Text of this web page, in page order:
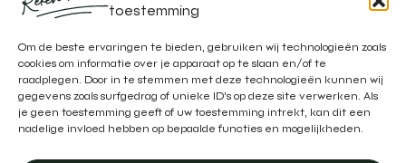
toestemming
Om de beste ervaringen te bieden, gebruiken wij technologieën zoals
cookies om informatie over je apparaat op te slaan en/of te
raadplegen. Door in te stemmen met deze technologieën kunnen wij
gegevens zoals surfgedrag of unieke ID's op deze site verwerken. Als
je geen toestemming geeft of uw toestemming intrekt, kan dit een
nadelige invloed hebben op bepaalde functies en mogelijkheden.